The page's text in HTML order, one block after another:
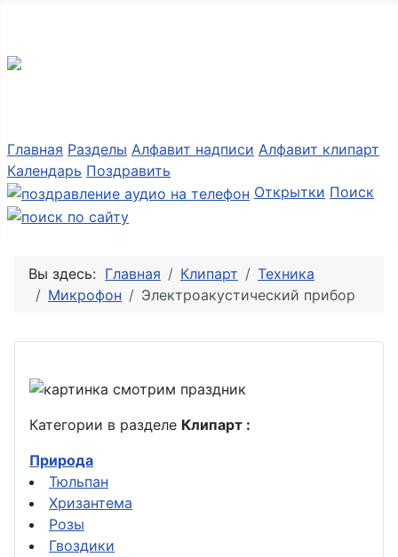
Главная Разделы Алфавит надписи Алфавит клипарт
Календарь Поздравить
Открытки Поиск
Вы здесь: Главная Клипарт
Техника
Микрофон
Электроакустический прибор
Категории в разделе Клипарт :
Природа
Тюльпан
Хризантема
Розы
Гвоздики